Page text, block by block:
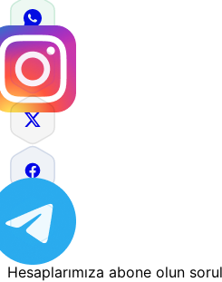
Hesaplarımıza abone olun